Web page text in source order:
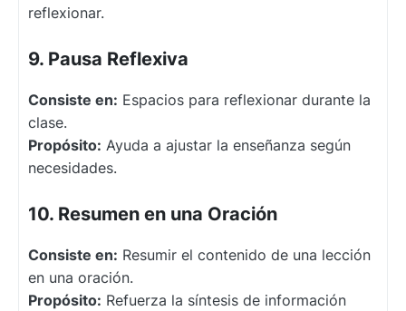
reflexionar.
9. Pausa Reflexiva
Consiste en: Espacios para reflexionar durante la
clase.
Propósito: Ayuda a ajustar la enseñanza según
necesidades.
10. Resumen en una Oración
Consiste en: Resumir el contenido de una lección
en una oración.
Propósito: Refuerza la síntesis de información